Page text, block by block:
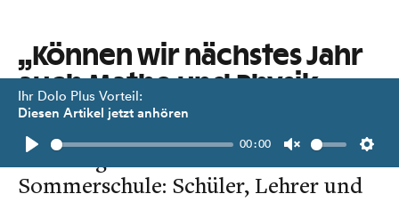
Ihr Dolo Plus Vorteil:
Diesen Artikel jetzt anhören
Play
00:00
Unmute
„Können wir nächstes Jahr
auch Mathe und Physik
machen?“
Lokalaugenschein in der
Sommerschule: Schüler, Lehrer und